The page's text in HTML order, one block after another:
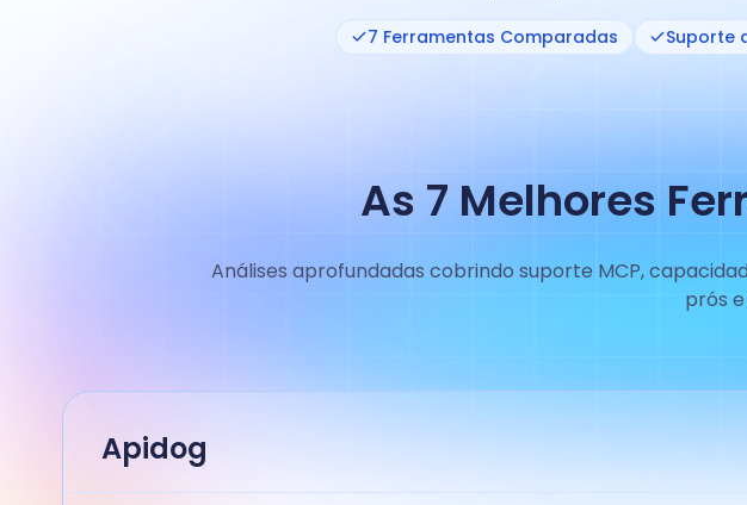
7 Ferramentas Comparadas Suporte
As 7 Melhores
Análises aprofundadas cobrindo suporte MCP,
prós
Apidog